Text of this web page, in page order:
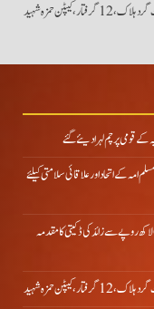
قومی پرچم لہرا دیئے گئے
کے اتحاد اور علاقائی سلامتی کیلئے
کراچی: سہراب گوٹھ ایدھی سینٹر میں ملازمین کی تنخواہوں کی مد میں 65 لاکھ روپے سے زائد کی ڈکیتی کا مقدمہ